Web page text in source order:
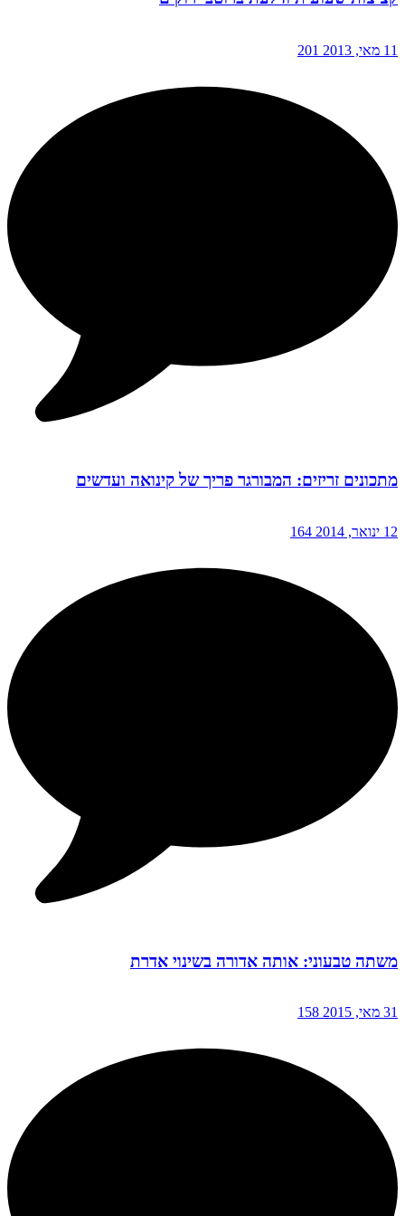
11 מאי, 2013 201
מתכונים זריזים: המבורגר פריך של קינואה ועדשים
12 ינואר, 2014 164
משתה טבעוני: אותה אדורה בשינוי אדרת
31 מאי, 2015 158